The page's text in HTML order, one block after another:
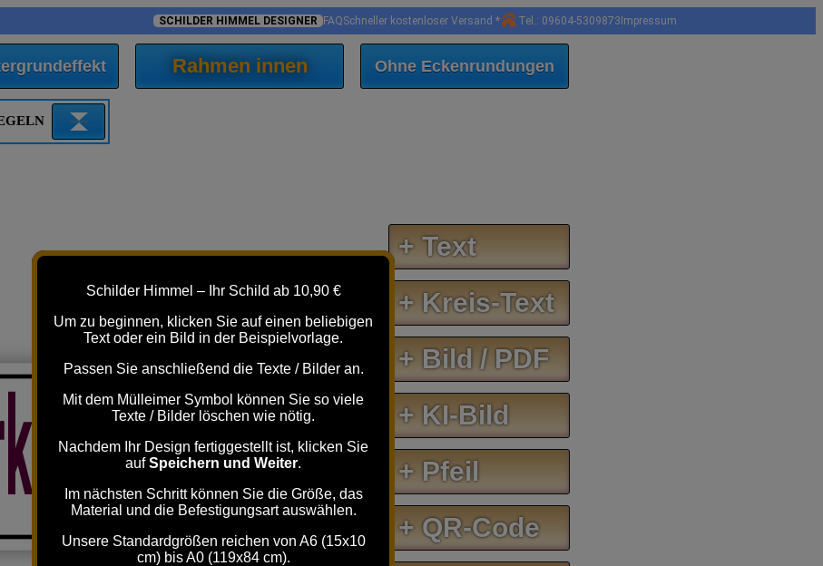
SCHILDER HIMMEL DESIGNER FAQSchneller kostenloser Versand * Tel.: 09604-5309873 Impressum
Rahmen innen Ohne Eckenrundungen
H NICHTDu!
+ Text
+ Kreis-Text
+ Bild / PDF
+ KI-Bild
+ Pfeil
+ QR-Code
Schilder Himmel – Ihr Schild ab 10,90 €
Um zu beginnen, klicken Sie auf einen beliebigen
Text oder ein Bild in der Beispielvorlage.
Passen Sie anschließend die Texte / Bilder an.
Mit dem Mülleimer Symbol können Sie so viele
Texte / Bilder löschen wie nötig.
Nachdem Ihr Design fertiggestellt ist, klicken Sie
aufSpeichern und Weiter.
Im nächsten Schritt können Sie die Größe, das
Material und die Befestigungsart auswählen.
Unsere Standardgrößen reichen von A6 (15x10
cm) bis A0 (119x84 cm).